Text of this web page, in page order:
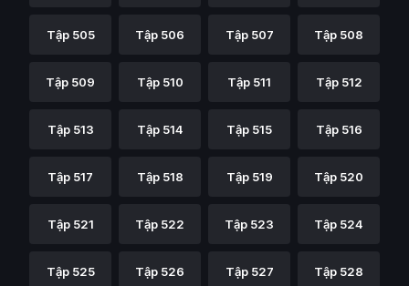
Tập 505 Tập 506 Tập 507 Tập 508
Tập 509 Tập 510 Tập 511 Tập 512
Tập 513 Tập 514 Tập 515 Tập 516
Tập 517 Tập 518 Tập 519 Tập 520
Tập 521 Tập 522 Tập 523 Tập 524
Tập 525 Tập 526 Tập 527 Tập 528